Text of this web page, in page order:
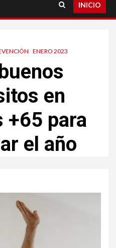
INICIO
ENERO 2023
en
+65 para
el año